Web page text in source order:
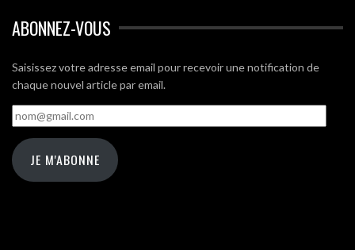
ABONNEZ-VOUS
Saisissez votre adresse email pour recevoir une notification de
chaque nouvel article par email.
nom@gmail.com
JE M'ABONNE